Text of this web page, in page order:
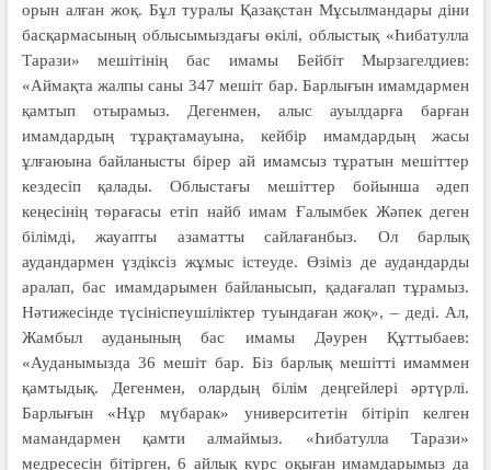
орын алған жоқ. Бұл туралы Қазақстан Мұсылмандары діни
басқармасының облысымыздағы өкілі, облыстық «Һибатулла
Тарази» мешітінің бас имамы Бейбіт Мырзагелдиев:
«Аймақта жалпы саны 347 мешіт бар. Барлығын имамдармен
қамтып отырамыз. Дегенмен, алыс ауылдарға барған
имамдардың тұрақтамауына, кейбір имам­дар­дың жасы
ұлғаюына байланысты бірер ай имамсыз тұратын мешіттер
кездесіп қалады. Облыстағы мешіттер бойынша әдеп
кеңесінің төрағасы етіп найб имам Ғалымбек Жәпек деген
білімді, жауапты азаматты сайлағанбыз. Ол барлық
аудандармен үздіксіз жұмыс істеуде. Өзіміз де аудандарды
аралап, бас имамдарымен байланысып, қадағалап тұрамыз.
Нәтижесінде түсініспеушіліктер туындаған жоқ», – деді. Ал,
Жамбыл ауданының бас имамы Дәурен Құттыбаев:
«Ауданымызда 36 мешіт бар. Біз барлық мешітті имаммен
қамтыдық. Дегенмен, олардың білім деңгейлері әртүрлі.
Барлығын «Нұр мүбарак» университетін бітіріп келген
мамандармен қамти алмаймыз. «Һибатулла Тарази»
медресесін бітірген, 6 айлық курс оқыған имамдарымыз да